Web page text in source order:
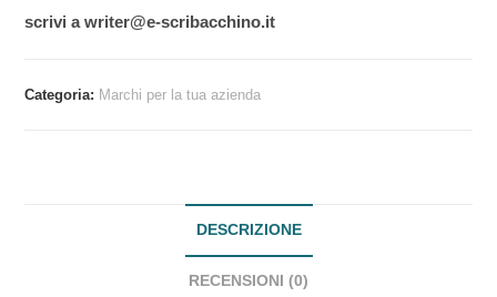
scrivi a writer@e-scribacchino.it
Categoria: Marchi per la tua azienda
DESCRIZIONE
RECENSIONI (0)